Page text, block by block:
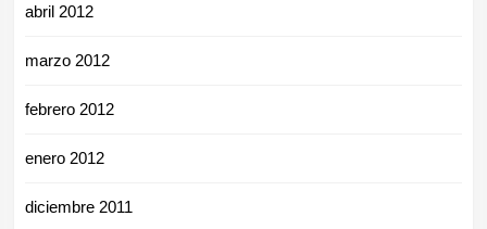
abril 2012
marzo 2012
febrero 2012
enero 2012
diciembre 2011